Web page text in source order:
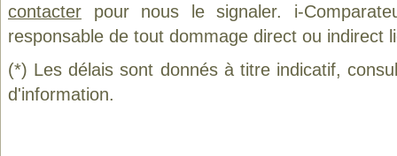
contacter pour nous le signaler. i-
responsable de tout dommage direct ou indirect
(*) Les délais sont donnés à titre indicatif,
d'information.